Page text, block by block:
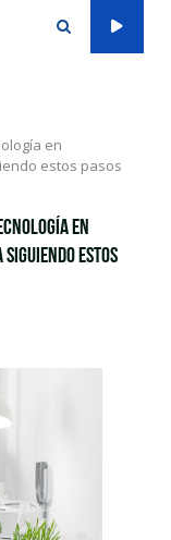
en
estos pasos
en
estos